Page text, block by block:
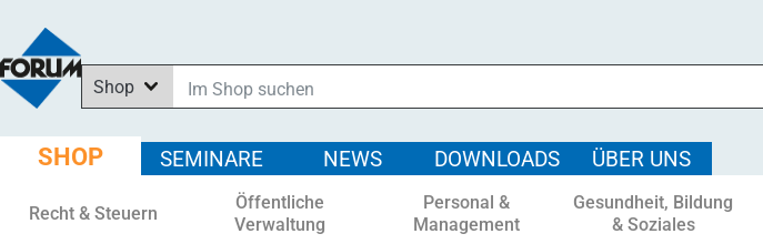
Shop
In News suchen
In Downloads suchen
In Seminaren suchen
SHOP SEMINARE NEWS DOWNLOADS ÜBER UNS
Recht & Steuern
Öffentliche
Verwaltung
Personal &
Management
Gesundheit, Bildung
& Soziales